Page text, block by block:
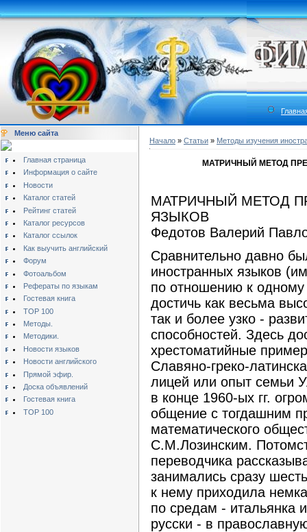
Меню сайта
Главная страница
Информация о сайте
Новости
Каталог статей
Рейтинг статей
Каталог ресурсов
Каталог ссылок
Как выучить английский
Форум
Фотоальбом
Рефераты по языкам
Гостевая книга
TOP 100
Методы.
Методики.
Новости языков
Новости английского
Прямой эфир.
Доска объявлений
Гостевая книга
TOP 100
Начало » Статьи » Методы изучения
МАТРИЧНЫЙ МЕТОД
МАТРИЧНЫЙ МЕТОД
ЯЗЫКОВ
Федотов Валерий
Сравнительно давно
иностранных языков
по отношению к одному
достичь как весьма
так и более узко -
способностей. Здесь
хрестоматийные
Славяно-греко-
лицей или опыт семьи
в конце 1960-ых гг.
общение с тогдашним
математического
С.М.Лозинским.
переводчика
занимались сразу
к нему приходила
по средам - итальянка
русски - в